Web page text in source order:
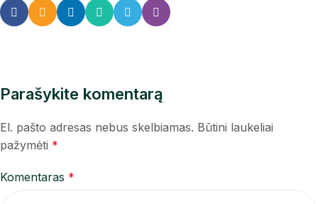
Parašykite komentarą
El. pašto adresas nebus skelbiamas. Būtini laukeliai
pažymėti *
Komentaras *